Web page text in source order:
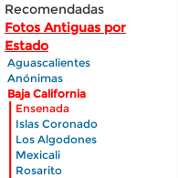
Recomendadas
Fotos Antiguas por
Estado
Aguascalientes
Anónimas
Baja California
| Ensenada
Islas Coronado
Los Algodones
Mexicali
Rosarito